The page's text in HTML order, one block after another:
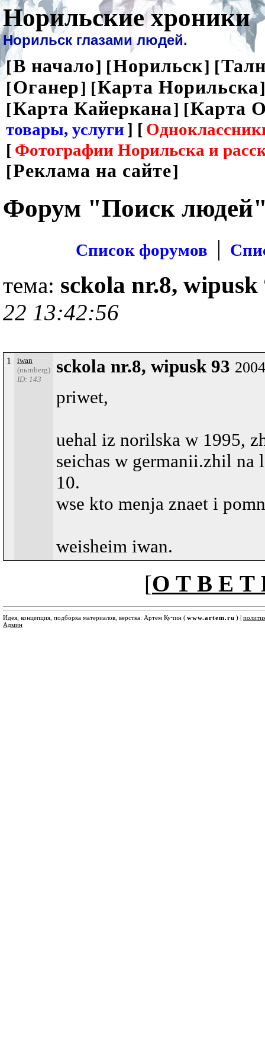
Норильские хроники
Норильск глазами людей.
[В начало] [Норильск] [
[Оганер] [Карта Норильска
[Карта Кайеркана] [Карта
товары, услуги ] [
[ Фотографии Норильска и
[Реклама на сайте]
Форум "Поиск
Список форумов |
тема: sckola nr.8,
22 13:42:56
1
iwan
(nьrnberg)
ID: 143
sckola nr.8, wipusk 93
priwet,
uehal iz norilska w 1995,
seichas w germanii.zhil na
10.
wse kto menja znaet i
weisheim iwan.
[О Т В Е Т
Идея, концепция, подборка материалов, верстка: Артем Кучин (www.artem.ru ) |
Админ